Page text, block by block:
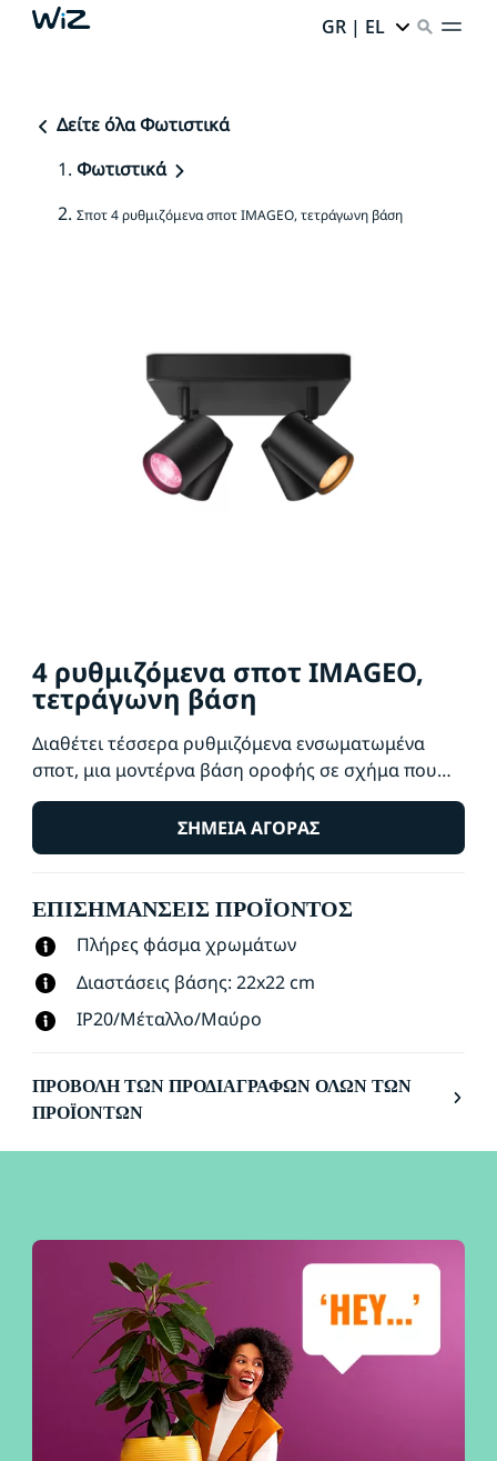
GR | EL
Δείτε όλα Φωτιστικά
Φωτιστικά
Σποτ 4 ρυθμιζόμενα σποτ IMAGEO, τετράγωνη βάση
4 ρυθμιζόμενα σποτ IMAGEO,
τετράγωνη βάση
Διαθέτει τέσσερα ρυθμιζόμενα ενσωματωμένα
σποτ, μια μοντέρνα βάση οροφής σε σχήμα που
φέρει σε τετράγωνο και αρκετή δύναμη για να
πλημμυρίσει το δωμάτιό σας προς όλες τις
κατευθύνσεις με φως και χρώμα. Τα
σκηνικό τέλειου φωτισμού για κάθε
ΣΗΜΕΊΑ ΑΓΟΡΆΣ
ΕΠΙΣΗΜΆΝΣΕΙΣ ΠΡΟΪΌΝΤΟΣ
Πλήρες φάσμα χρωμάτων
Διαστάσεις βάσης: 22x22 cm
IP20/Μέταλλο/Μαύρο
ΠΡΟΒΟΛΉ ΤΩΝ ΠΡΟΔΙΑΓΡΑΦΏΝ ΌΛΩΝ ΤΩΝ
ΠΡΟΪΌΝΤΩΝ